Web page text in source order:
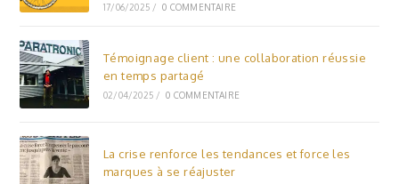
17/06/2025 / 0 COMMENTAIRE
Témoignage client : une collaboration réussie
en temps partagé
02/04/2025 / 0 COMMENTAIRE
La crise renforce les tendances et force les
marques à se réajuster